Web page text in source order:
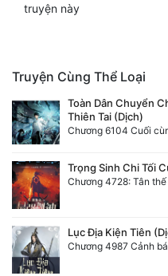
Sủng
Tiên Hiệp
Tiểu Thuyết
Trinh Thám
Triều Đấu
Trùng Sinh
Trọng Sinh
Tu Chân
truyện này
Truyện Cùng Thể Loại
Toàn Dân Chuyển
Thiên Tai (Dịch)
Chương 6104 Cuối
Trọng Sinh Chi Tối
Chương 4728: Tân
Lục Địa Kiện Tiên
Chương 4987 Cảnh